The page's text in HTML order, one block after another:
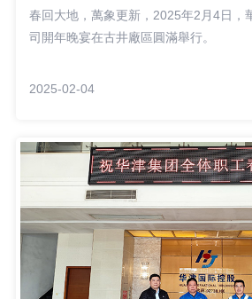
春回大地，萬象更新，2025年2月4日，
司開年晚宴在古井廠區圓滿舉行。
2025-02-04